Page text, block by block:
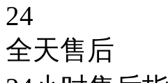
24
全天售后